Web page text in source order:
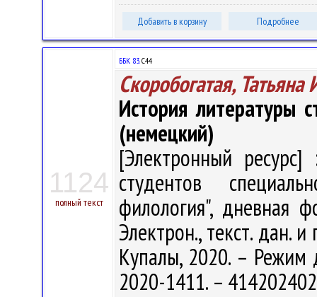
Добавить в корзину Подробнее
1124
полный текст
ББК 83.С44
Скоробогатая,
История литературы
(немецкий)
[Электронный ресурс]
студентов
филология", дневная
Электрон., текст. дан.
Купалы, 2020. – Режим
2020-1411. –